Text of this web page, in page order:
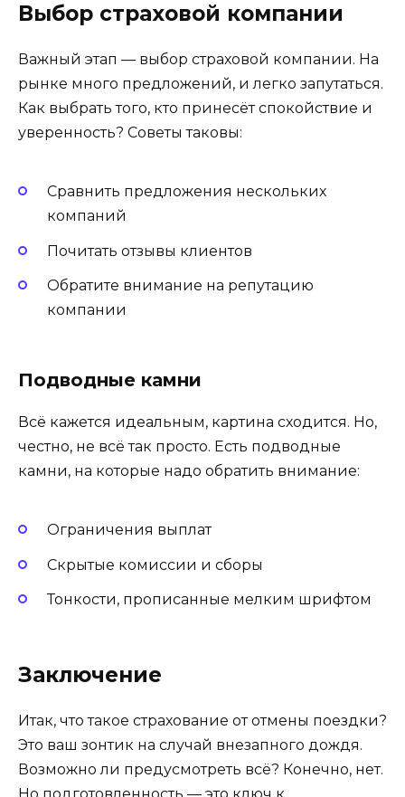
Выбор страховой компании
Важный этап — выбор страховой компании. На
рынке много предложений, и легко запутаться.
Как выбрать того, кто принесёт спокойствие и
уверенность? Советы таковы:
Сравнить предложения нескольких
компаний
Почитать отзывы клиентов
Обратите внимание на репутацию
компании
Подводные камни
Всё кажется идеальным, картина сходится. Но,
честно, не всё так просто. Есть подводные
камни, на которые надо обратить внимание:
Ограничения выплат
Скрытые комиссии и сборы
Тонкости, прописанные мелким шрифтом
Заключение
Итак, что такое страхование от отмены поездки?
Это ваш зонтик на случай внезапного дождя.
Возможно ли предусмотреть всё? Конечно, нет.